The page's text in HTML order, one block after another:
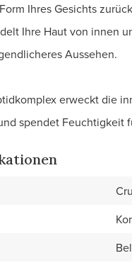
Ihres Gesichts
Ihre Haut von innen
Aussehen.
erweckt die
spendet Feuchtigkeit